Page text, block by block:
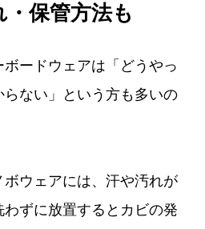
保管方法も
ードウェアは「どうやっ
ない」という方も多いの
ウェアには、汗や汚れが
ずに放置するとカビの発